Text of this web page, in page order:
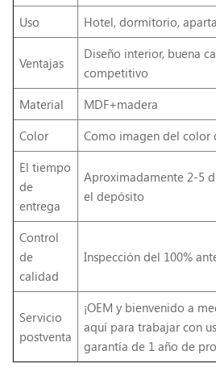
Uso
Hotel, dormitorio,
Ventajas
Diseño interior, buena
competitivo
Material
MDF+madera
Color
Como imagen del color
El tiempo
de
entrega
Aproximadamente 2-5
el depósito
Control
de
calidad
Inspección del 100%
Servicio
postventa
¡OEM y bienvenido a
aquí para trabajar con
garantía de 1 año de